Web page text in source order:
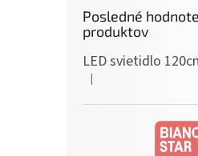
Posledné
produktov
Hodnotenie produktu je
|